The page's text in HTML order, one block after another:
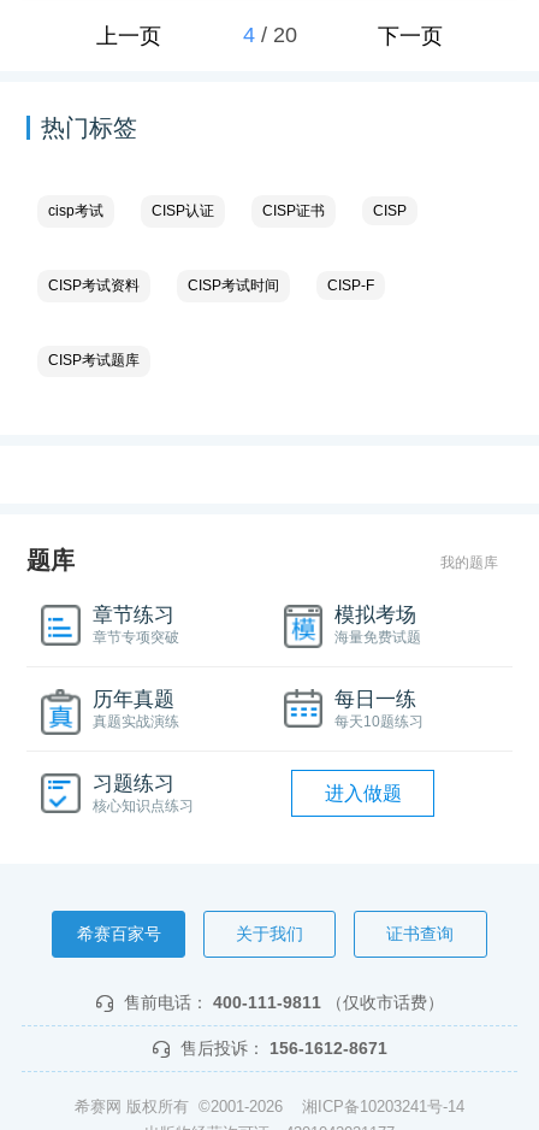
上一页 4 / 20 下一页
热门标签
cisp考试 CISP认证 CISP证书 CISP
CISP考试资料 CISP考试时间 CISP-F
CISP考试题库
题库 我的题库
章节练习
章节专项突破
模拟考场
海量免费试题
历年真题
真题实战演练
每日一练
每天10题练习
习题练习
核心知识点练习
进入做题
希赛百家号 关于我们 证书查询
售前电话： 400-111-9811 （仅收市话费）
售后投诉： 156-1612-8671
希赛网 版权所有 ©2001-2026 湘ICP备10203241号-14